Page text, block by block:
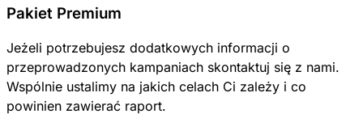
Pakiet Premium
Jeżeli potrzebujesz dodatkowych informacji o
przeprowadzonych kampaniach skontaktuj się z nami.
Wspólnie ustalimy na jakich celach Ci zależy i co
powinien zawierać raport.